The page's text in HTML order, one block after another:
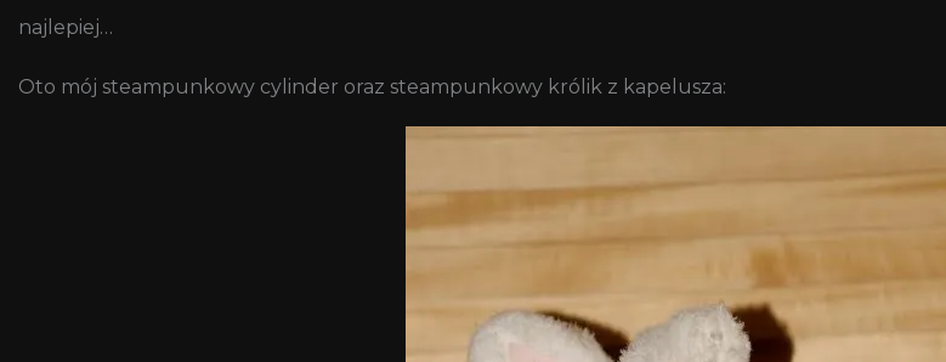
najlepiej…
Oto mój steampunkowy cylinder oraz steampunkowy królik z kapelusza: